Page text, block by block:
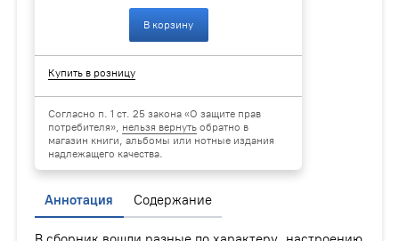
В корзину
Купить в розницу
Согласно п. 1 ст. 25 закона «О защите прав
потребителя», нельзя вернуть обратно в
магазин книги, альбомы или нотные издания
надлежащего качества.
Аннотация Содержание